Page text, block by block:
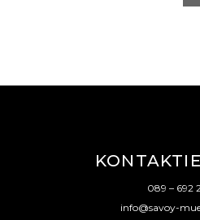
T
089 – 692
info@savoy-